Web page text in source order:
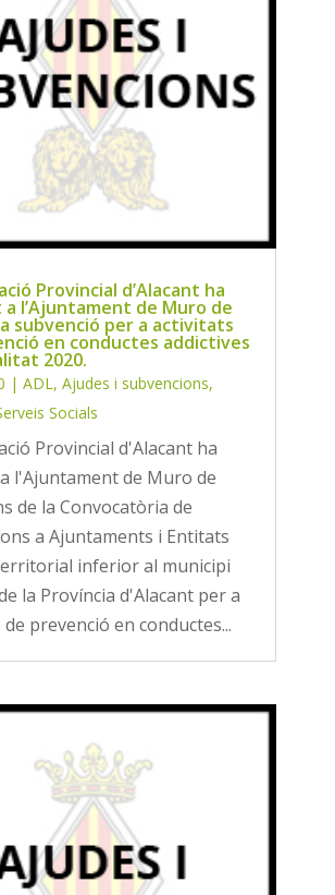
Provincial d’Alacant ha
l’Ajuntament de Muro de
subvenció per a activitats
en conductes addictives
2020.
| ADL, Ajudes i subvencions,
Socials
Provincial d'Alacant ha
l'Ajuntament de Muro de
de la Convocatòria de
a Ajuntaments i Entitats
inferior al municipi
la Província d'Alacant per a
prevenció en conductes...